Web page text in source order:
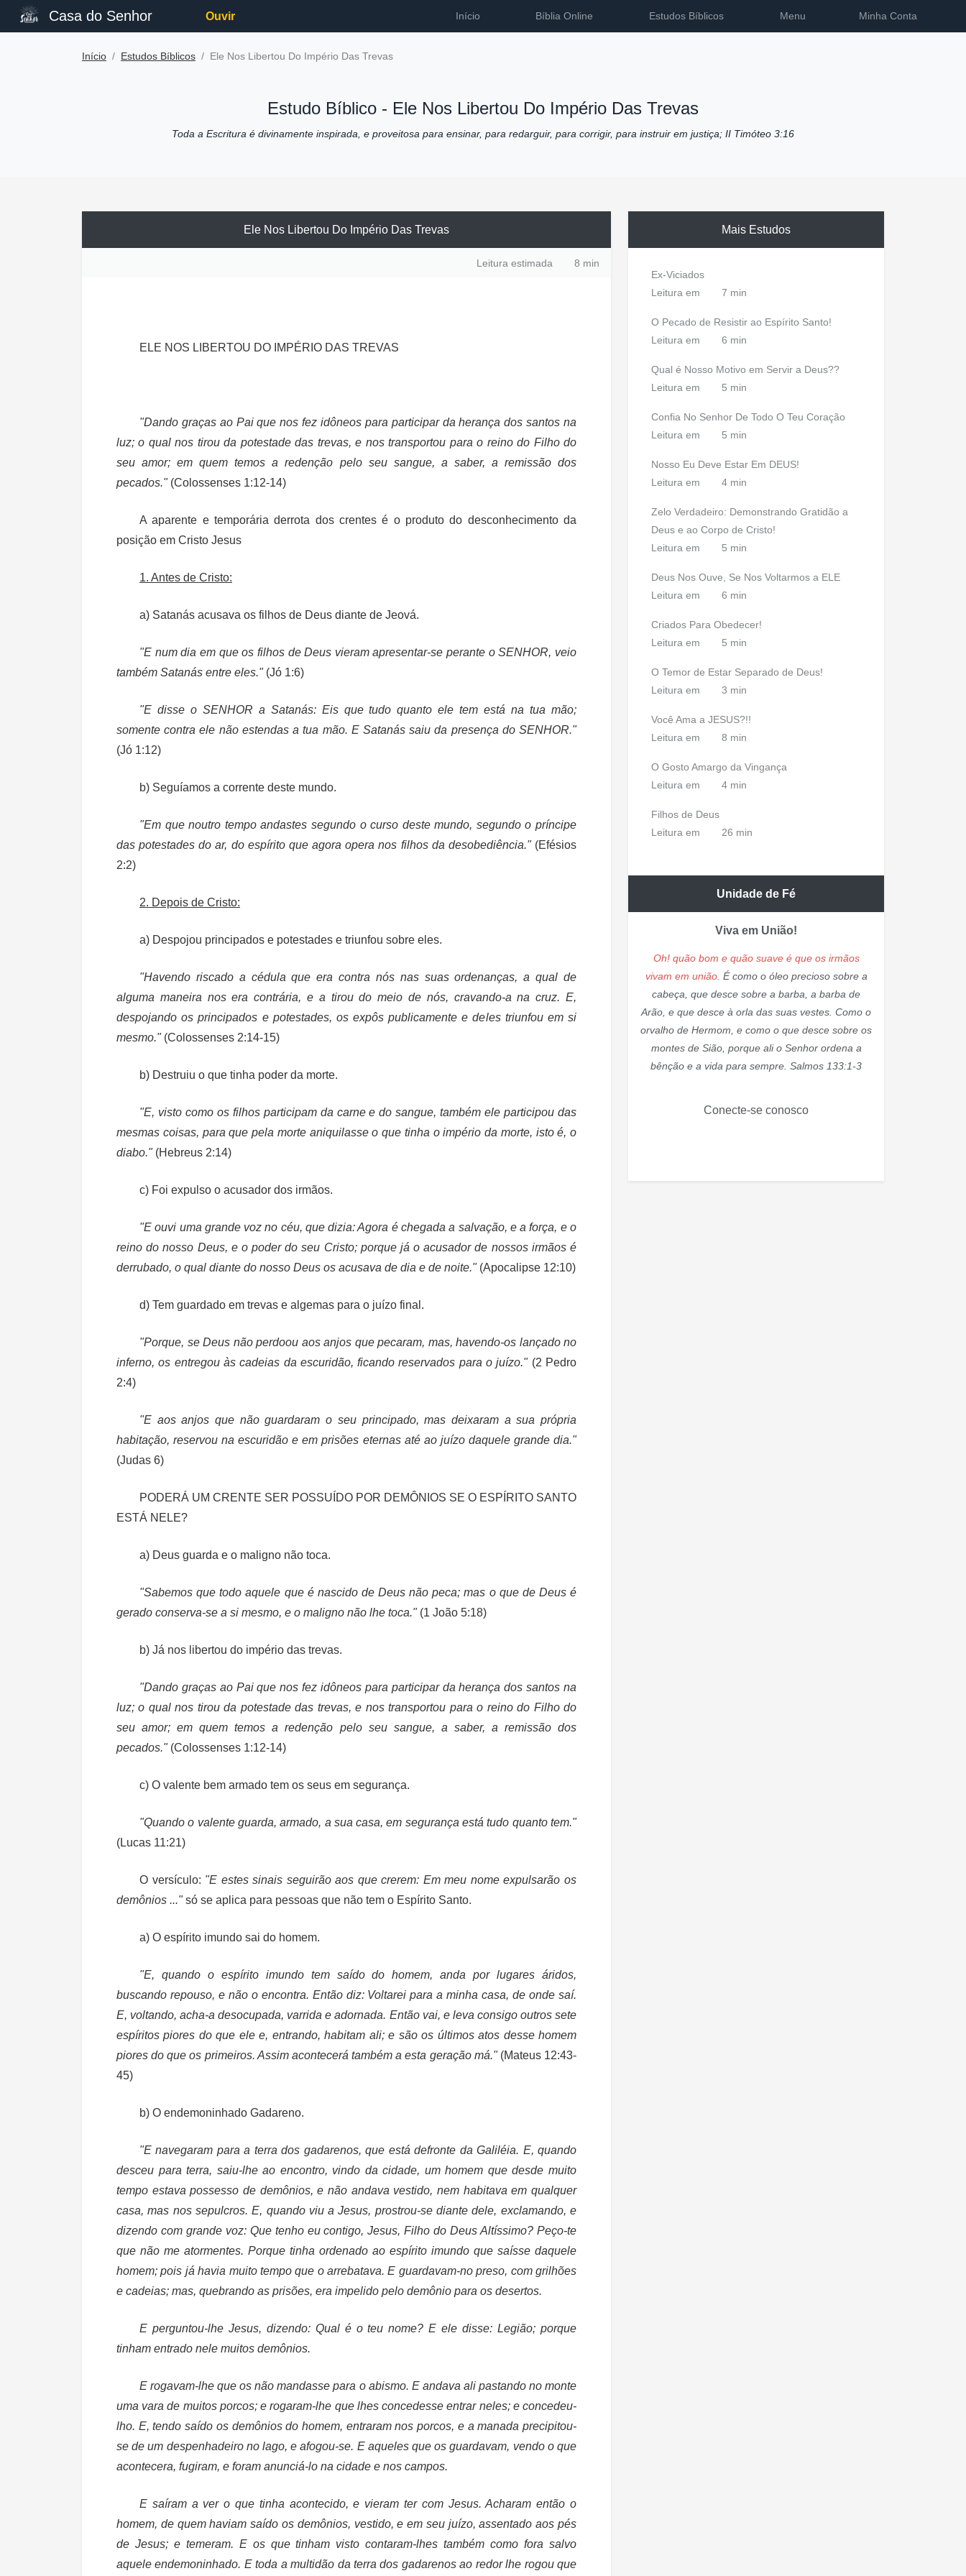
Casa do Senhor Ouvir Início Bíblia Online Estudos Bíblicos Menu Minha Conta
Início Estudos Bíblicos Ele Nos Libertou Do Império Das Trevas
Estudo Bíblico - Ele Nos Libertou Do Império Das Trevas
Toda a Escritura é divinamente inspirada, e proveitosa para ensinar, para redarguir, para corrigir, para instruir em justiça; II Timóteo 3:16
Ele Nos Libertou Do Império Das Trevas
Leitura estimada 8 min
ELE NOS LIBERTOU DO IMPÉRIO DAS TREVAS
"Dando graças ao Pai que nos fez idôneos para participar da herança dos santos na
luz;o qual nos tirou da potestade das trevas, e nos transportou para o reino do Filho do
seu amor; em quem temos a redenção pelo seu sangue, a saber, a remissão dos
pecados."(Colossenses 1:12-14)
A aparente e temporária derrota dos crentes é o produto do desconhecimento da
posição em Cristo Jesus
1. Antes de Cristo:
a) Satanás acusava os filhos de Deus diante de Jeová.
"E num dia em que os filhos de Deus vieram apresentar-se perante o SENHOR, veio
também Satanás entre eles."(Jó 1:6)
"E disse o SENHOR a Satanás: Eis que tudo quanto ele tem está na tua mão;
somente contra ele não estendas a tua mão. E Satanás saiu da presença do SENHOR."
(Jó 1:12)
b) Seguíamos a corrente deste mundo.
"Em que noutro tempo andastes segundo o curso deste mundo, segundo o príncipe
das potestades do ar, do espírito que agora opera nos filhos da desobediência."(Efésios
2:2)
2. Depois de Cristo:
a) Despojou principados e potestades e triunfou sobre eles.
"Havendo riscado a cédula que era contra nós nas suas ordenanças, a qual de
alguma maneira nos era contrária, e a tirou do meio de nós, cravando-a na cruz. E,
despojando os principados e potestades, os expôs publicamente e deles triunfou em si
mesmo." (Colossenses 2:14-15)
b) Destruiu o que tinha poder da morte.
"E, visto como os filhos participam da carne e do sangue, também ele participou das
mesmas coisas, para que pela morte aniquilasse o que tinha o império da morte, isto é, o
diabo."(Hebreus 2:14)
c) Foi expulso o acusador dos irmãos.
"E ouvi uma grande voz no céu, que dizia: Agora é chegada a salvação, e a força, e o
reino do nosso Deus, e o poder do seu Cristo; porque já o acusador de nossos irmãos é
derrubado, o qual diante do nosso Deus os acusava de dia e de noite."(Apocalipse 12:10)
d) Tem guardado em trevas e algemas para o juízo final.
"Porque, se Deus não perdoou aos anjos que pecaram, mas, havendo-os lançado no
inferno, os entregou às cadeias da escuridão, ficando reservados para o juízo."(2 Pedro
2:4)
"E aos anjos que não guardaram o seu principado, mas deixaram a sua própria
habitação, reservou na escuridão e em prisões eternas até ao juízo daquele grande dia."
(Judas 6)
PODERÁ UM CRENTE SER POSSUÍDO POR DEMÔNIOS SE O ESPÍRITO SANTO
ESTÁ NELE?
a) Deus guarda e o maligno não toca.
"Sabemos que todo aquele que é nascido de Deus não peca; mas o que de Deus é
gerado conserva-se a si mesmo, e o maligno não lhe toca." (1 João 5:18)
b) Já nos libertou do império das trevas.
"Dando graças ao Pai que nos fez idôneos para participar da herança dos santos na
luz;o qual nos tirou da potestade das trevas, e nos transportou para o reino do Filho do
seu amor; em quem temos a redenção pelo seu sangue, a saber, a remissão dos
pecados."(Colossenses 1:12-14)
c) O valente bem armado tem os seus em segurança.
"Quando o valente guarda, armado, a sua casa, em segurança está tudo quanto tem."
(Lucas 11:21)
O versículo: "E estes sinais seguirão aos que crerem: Em meu nome expulsarão os
demônios ..."só se aplica para pessoas que não tem o Espírito Santo.
a) O espírito imundo sai do homem.
"E, quando o espírito imundo tem saído do homem, anda por lugares áridos,
buscando repouso, e não o encontra. Então diz: Voltarei para a minha casa, de onde saí.
E, voltando, acha-a desocupada, varrida e adornada. Então vai, e leva consigo outros sete
espíritos piores do que ele e, entrando, habitam ali; e são os últimos atos desse homem
piores do que os primeiros. Assim acontecerá também a esta geração má." (Mateus 12:43-
45)
b) O endemoninhado Gadareno.
"E navegaram para a terra dos gadarenos, que está defronte da Galiléia. E, quando
desceu para terra, saiu-lhe ao encontro, vindo da cidade, um homem que desde muito
tempo estava possesso de demônios, e não andava vestido, nem habitava em qualquer
casa, mas nos sepulcros. E, quando viu a Jesus, prostrou-se diante dele, exclamando, e
dizendo com grande voz: Que tenho eu contigo, Jesus, Filho do Deus Altíssimo? Peço-te
que não me atormentes. Porque tinha ordenado ao espírito imundo que saísse daquele
homem; pois já havia muito tempo que o arrebatava. E guardavam-no preso, com grilhões
e cadeias; mas, quebrando as prisões, era impelido pelo demônio para os desertos.
E perguntou-lhe Jesus, dizendo: Qual é o teu nome? E ele disse: Legião; porque
tinham entrado nele muitos demônios.
E rogavam-lhe que os não mandasse para o abismo. E andava ali pastando no monte
uma vara de muitos porcos; e rogaram-lhe que lhes concedesse entrar neles; e concedeu-
lho. E, tendo saído os demônios do homem, entraram nos porcos, e a manada precipitou-
se de um despenhadeiro no lago, e afogou-se. E aqueles que os guardavam, vendo o que
acontecera, fugiram, e foram anunciá-lo na cidade e nos campos.
E saíram a ver o que tinha acontecido, e vieram ter com Jesus. Acharam então o
homem, de quem haviam saído os demônios, vestido, e em seu juízo, assentado aos pés
de Jesus; e temeram. E os que tinham visto contaram-lhes também como fora salvo
aquele endemoninhado. E toda a multidão da terra dos gadarenos ao redor lhe rogou que
Mais Estudos
Ex-Viciados
Leitura em
7 min
O Pecado de Resistir ao Espírito Santo!
Leitura em
6 min
Qual é Nosso Motivo em Servir a Deus??
Leitura em
5 min
Confia No Senhor De Todo O Teu Coração
Leitura em
5 min
Nosso Eu Deve Estar Em DEUS!
Leitura em
4 min
Zelo Verdadeiro: Demonstrando Gratidão a
Deus e ao Corpo de Cristo!
Leitura em
5 min
Deus Nos Ouve, Se Nos Voltarmos a ELE
Leitura em
6 min
Criados Para Obedecer!
Leitura em
5 min
O Temor de Estar Separado de Deus!
Leitura em
3 min
Você Ama a JESUS?!!
Leitura em
8 min
O Gosto Amargo da Vingança
Leitura em
4 min
Filhos de Deus
Leitura em
26 min
Unidade de Fé
Viva em União!
Oh! quão bom e quão suave é que os irmãos
vivam em união. É como o óleo precioso sobre a
cabeça, que desce sobre a barba, a barba de
Arão, e que desce à orla das suas vestes. Como o
orvalho de Hermom, e como o que desce sobre os
montes de Sião, porque ali o Senhor ordena a
bênção e a vida para sempre. Salmos 133:1-3
Conecte-se conosco